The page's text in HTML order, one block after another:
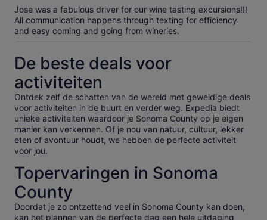
Jose was a fabulous driver for our wine tasting excursions!!!
All communication happens through texting for efficiency
and easy coming and going from wineries.
De beste deals voor
activiteiten
Ontdek zelf de schatten van de wereld met geweldige deals
voor activiteiten in de buurt en verder weg. Expedia biedt
unieke activiteiten waardoor je Sonoma County op je eigen
manier kan verkennen. Of je nou van natuur, cultuur, lekker
eten of avontuur houdt, we hebben de perfecte activiteit
voor jou.
Topervaringen in Sonoma
County
Doordat je zo ontzettend veel in Sonoma County kan doen,
kan het plannen van de perfecte dag een hele uitdaging